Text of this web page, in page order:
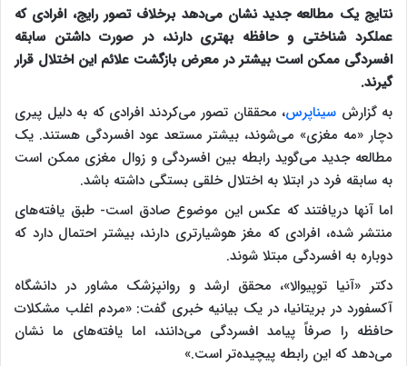
نتایج یک مطالعه جدید نشان می‌دهد برخلاف تصور رایج، افرادی که
عملکرد شناختی و حافظه بهتری دارند، در صورت داشتن سابقه
افسردگی ممکن است بیشتر در معرض بازگشت علائم این اختلال قرار
گیرند.
به گزارش سیناپرس، محققان تصور می‌کردند افرادی که به دلیل پیری
دچار «مه مغزی» می‌شوند، بیشتر مستعد عود افسردگی هستند. یک
مطالعه جدید می‌گوید رابطه بین افسردگی و زوال مغزی ممکن است
به سابقه فرد در ابتلا به اختلال خلقی بستگی داشته باشد.
اما آنها دریافتند که عکس این موضوع صادق است- طبق یافته‌های
منتشر شده، افرادی که مغز هوشیارتری دارند، بیشتر احتمال دارد که
دوباره به افسردگی مبتلا شوند.
دکتر «آنیا توپیوالا»، محقق ارشد و روانپزشک مشاور در دانشگاه
آکسفورد در بریتانیا، در یک بیانیه خبری گفت: «مردم اغلب مشکلات
حافظه را صرفاً پیامد افسردگی می‌دانند، اما یافته‌های ما نشان
می‌دهد که این رابطه پیچیده‌تر است.»